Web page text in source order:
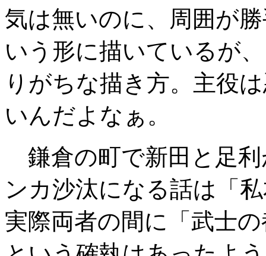
気は無いのに、周囲が
いう形に描いているが
りがちな描き方。主役
いんだよなぁ。
鎌倉の町で新田と足
ンカ沙汰になる話は「
実際両者の間に「武士